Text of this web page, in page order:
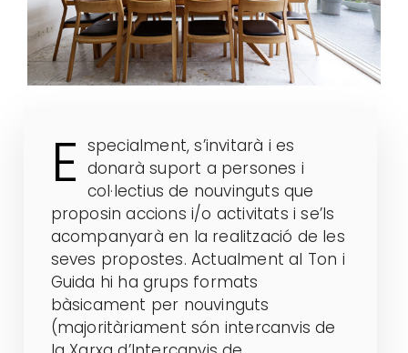
E specialment, s’invitarà i es
donarà suport a persones i
col·lectius de nouvinguts que
proposin accions i/o activitats i se’ls
acompanyarà en la realització de les
seves propostes. Actualment al Ton i
Guida hi ha grups formats
bàsicament per nouvinguts
(majoritàriament són intercanvis de